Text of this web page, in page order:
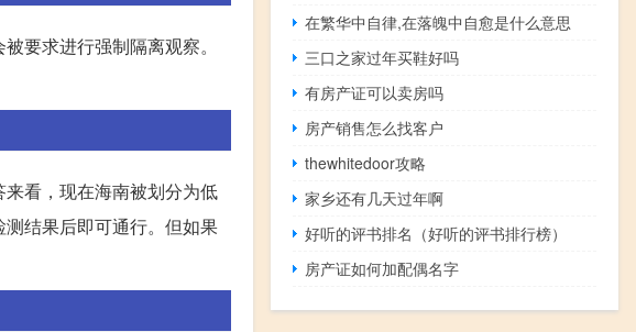
要求进行强制隔离观察。
看，现在海南被划分为低
结果后即可通行。但如果
在繁华中自律,在落魄中自愈是什么意思
三口之家过年买鞋好吗
有房产证可以卖房吗
房产销售怎么找客户
thewhitedoor攻略
家乡还有几天过年啊
好听的评书排名（好听的评书排行榜）
房产证如何加配偶名字